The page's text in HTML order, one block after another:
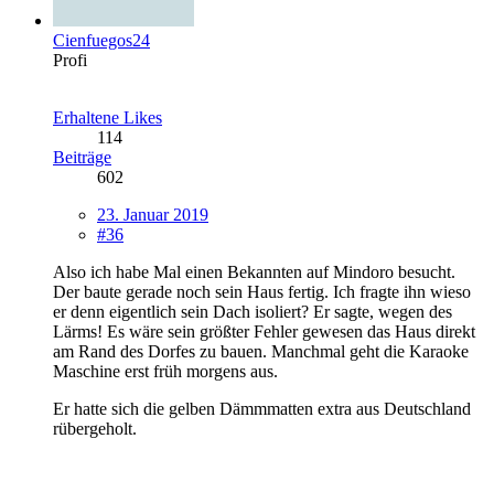
Cienfuegos24
Profi
Erhaltene Likes
114
Beiträge
602
23. Januar 2019
#36
Also ich habe Mal einen Bekannten auf Mindoro besucht.
Der baute gerade noch sein Haus fertig. Ich fragte ihn wieso
er denn eigentlich sein Dach isoliert? Er sagte, wegen des
Lärms! Es wäre sein größter Fehler gewesen das Haus direkt
am Rand des Dorfes zu bauen. Manchmal geht die Karaoke
Maschine erst früh morgens aus.
Er hatte sich die gelben Dämmmatten extra aus Deutschland
rübergeholt.